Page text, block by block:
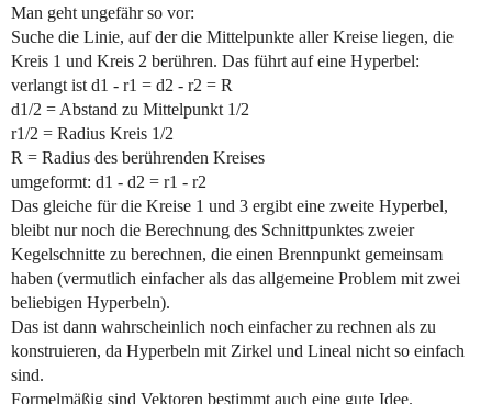
Man geht ungefähr so vor:
Suche die Linie, auf der die Mittelpunkte aller Kreise liegen, die
Kreis 1 und Kreis 2 berühren. Das führt auf eine Hyperbel:
verlangt ist d1 - r1 = d2 - r2 = R
d1/2 = Abstand zu Mittelpunkt 1/2
r1/2 = Radius Kreis 1/2
R = Radius des berührenden Kreises
umgeformt: d1 - d2 = r1 - r2
Das gleiche für die Kreise 1 und 3 ergibt eine zweite Hyperbel,
bleibt nur noch die Berechnung des Schnittpunktes zweier
Kegelschnitte zu berechnen, die einen Brennpunkt gemeinsam
haben (vermutlich einfacher als das allgemeine Problem mit zwei
beliebigen Hyperbeln).
Das ist dann wahrscheinlich noch einfacher zu rechnen als zu
konstruieren, da Hyperbeln mit Zirkel und Lineal nicht so einfach
sind.
Formelmäßig sind Vektoren bestimmt auch eine gute Idee.